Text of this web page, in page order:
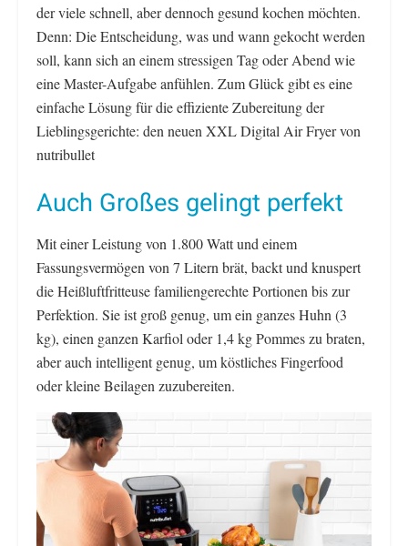
der viele schnell, aber dennoch gesund kochen möchten.
Denn: Die Entscheidung, was und wann gekocht werden
soll, kann sich an einem stressigen Tag oder Abend wie
eine Master-Aufgabe anfühlen. Zum Glück gibt es eine
einfache Lösung für die effiziente Zubereitung der
Lieblingsgerichte: den neuen XXL Digital Air Fryer von
nutribullet
Auch Großes gelingt perfekt
Mit einer Leistung von 1.800 Watt und einem
Fassungsvermögen von 7 Litern brät, backt und knuspert
die Heißluftfritteuse familiengerechte Portionen bis zur
Perfektion. Sie ist groß genug, um ein ganzes Huhn (3
kg), einen ganzen Karfiol oder 1,4 kg Pommes zu braten,
aber auch intelligent genug, um köstliches Fingerfood
oder kleine Beilagen zuzubereiten.